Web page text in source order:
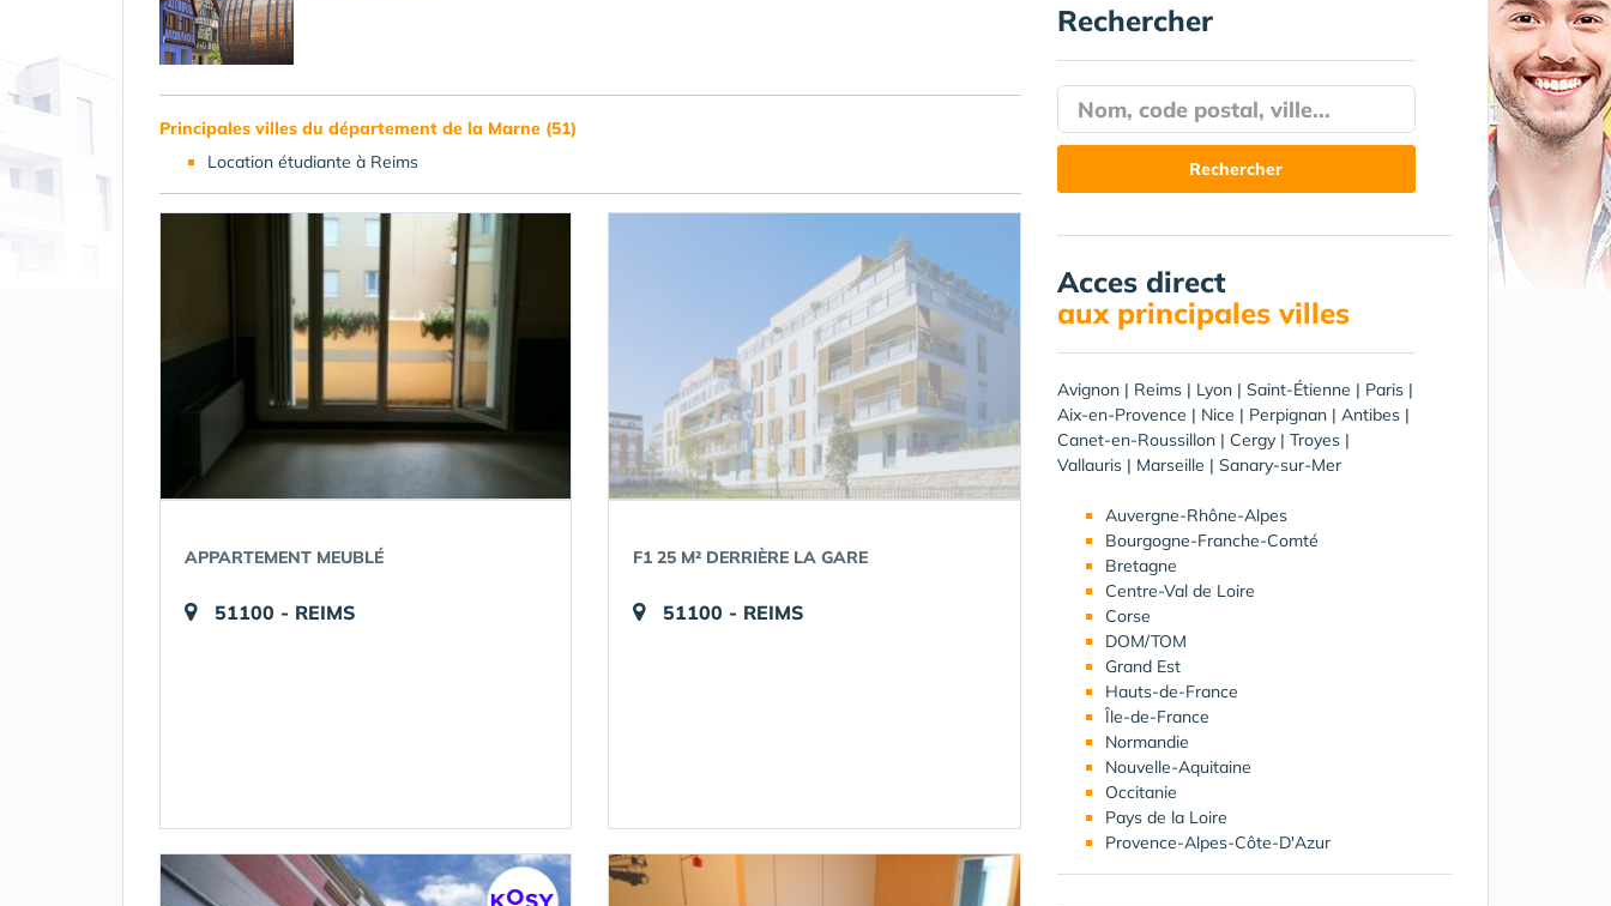
Principales villes du département de la Marne (51)
Location étudiante à Reims
APPARTEMENT MEUBLÉ
51100 - REIMS
F1 25 M² DERRIÈRE LA GARE
51100 - REIMS
Rechercher
Acces direct
aux principales villes
Avignon| Reims| Lyon| Saint-Étienne | Paris|
Aix-en-Provence | Nice | Perpignan| Antibes|
Canet-en-Roussillon| Cergy| Troyes|
Vallauris| Marseille | Sanary-sur-Mer
Auvergne-Rhône-Alpes
Bourgogne-Franche-Comté
Bretagne
Centre-Val de Loire
Corse
DOM/TOM
Grand Est
Hauts-de-France
Île-de-France
Normandie
Nouvelle-Aquitaine
Occitanie
Pays de la Loire
Provence-Alpes-Côte-D'Azur